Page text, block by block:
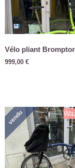
Vélo pliant
999,00 €
vendu